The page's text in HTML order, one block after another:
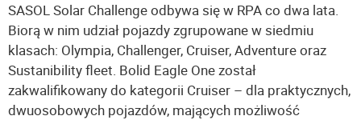
SASOL Solar Challenge odbywa się w RPA co dwa lata.
Biorą w nim udział pojazdy zgrupowane w siedmiu
klasach: Olympia, Challenger, Cruiser, Adventure oraz
Sustanibility fleet. Bolid Eagle One został
zakwalifikowany do kategorii Cruiser – dla praktycznych,
dwuosobowych pojazdów, mających możliwość